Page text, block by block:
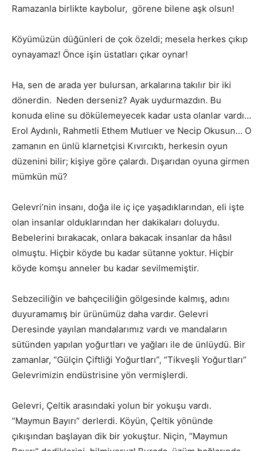
Ramazanla birlikte kaybolur, görene bilene aşk olsun!
Köyümüzün düğünleri de çok özeldi; mesela herkes çıkıp
oynayamaz! Önce işin üstatları çıkar oynar!
Ha, sen de arada yer bulursan, arkalarına takılır bir iki
dönerdin. Neden derseniz? Ayak uydurmazdın. Bu
konuda eline su dökülemeyecek kadar usta olanlar vardı…
Erol Aydınlı, Rahmetli Ethem Mutluer ve Necip Okusun… O
zamanın en ünlü klarnetçisi Kıvırcıktı, herkesin oyun
düzenini bilir; kişiye göre çalardı. Dışarıdan oyuna girmen
mümkün mü?
Gelevri’nin insanı, doğa ile iç içe yaşadıklarından, eli işte
olan insanlar olduklarından her dakikaları doluydu.
Bebelerini bırakacak, onlara bakacak insanlar da hâsıl
olmuştu. Hiçbir köyde bu kadar sütanne yoktur. Hiçbir
köyde komşu anneler bu kadar sevilmemiştir.
Sebzeciliğin ve bahçeciliğin gölgesinde kalmış, adını
duyuramamış bir ürünümüz daha vardır. Gelevri
Deresinde yayılan mandalarımız vardı ve mandaların
sütünden yapılan yoğurtları ve yağları ile de ünlüydü. Bir
zamanlar, “Gülçin Çiftliği Yoğurtları”, “Tikveşli Yoğurtları”
Gelevrimizin endüstrisine yön vermişlerdi.
Gelevri, Çeltik arasındaki yolun bir yokuşu vardı.
“Maymun Bayırı” derlerdi. Köyün, Çeltik yönünde
çıkışından başlayan dik bir yokuştur. Niçin, “Maymun